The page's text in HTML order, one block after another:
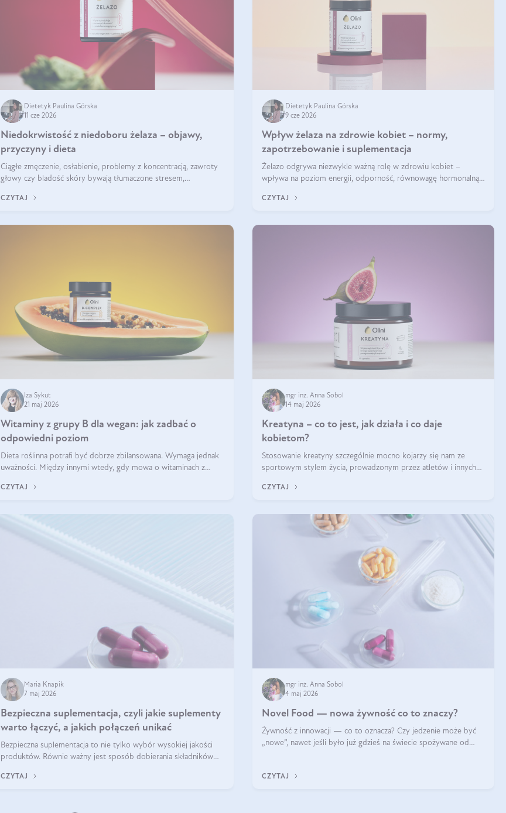
Dietetyk Paulina Górska
11 cze 2026
Niedokrwistość z niedoboru żelaza – objawy,
przyczyny i dieta
Ciągłe zmęczenie, osłabienie, problemy z koncentracją, zawroty
głowy czy bladość skóry bywają tłumaczone stresem,
może być niedokrwistość z niedoboru żelaza.
CZYTAJ
Dietetyk Paulina Górska
9 cze 2026
Wpływ żelaza na zdrowie kobiet – normy,
zapotrzebowanie i suplementacja
Żelazo odgrywa niezwykle ważną rolę w zdrowiu kobiet –
wpływa na poziom energii, odporność, równowagę hormonalną i
niedobór może prowadzić m.in. do zmęczenia, bólów i zawrotów
CZYTAJ
Iza Sykut
21 maj 2026
Witaminy z grupy B dla wegan: jak zadbać o
odpowiedni poziom
Dieta roślinna potrafi być dobrze zbilansowana. Wymaga jednak
uważności. Między innymi wtedy, gdy mowa o witaminach z
naczyń połączonych.
CZYTAJ
mgr inż. Anna Sobol
14 maj 2026
Kreatyna – co to jest, jak działa i co daje
kobietom?
Stosowanie kreatyny szczególnie mocno kojarzy się nam ze
sportowym stylem życia, prowadzonym przez atletów i innych
ten naturalny metabolit aminokwasów poprawia wydolność i
CZYTAJ
Maria Knapik
7 maj 2026
Bezpieczna suplementacja, czyli jakie suplementy
warto łączyć, a jakich połączeń unikać
Bezpieczna suplementacja to nie tylko wybór wysokiej jakości
produktów. Równie ważny jest sposób dobierania składników
łączyć suplementy diety? Poznaj nasze wskazówki.
CZYTAJ
mgr inż. Anna Sobol
4 maj 2026
Novel Food — nowa żywność co to znaczy?
Żywność z innowacji — co to oznacza? Czy jedzenie może być
„nowe”, nawet jeśli było już gdzieś na świecie spożywane od
poznasz definicję n
CZYTAJ